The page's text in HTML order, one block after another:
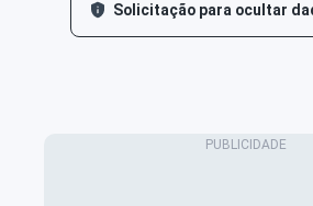
Solicitação para ocultar